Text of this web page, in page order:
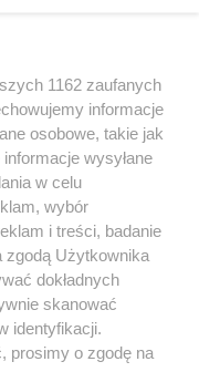
HOSTING
FACEBOOK KONTAKT
Muzyka i kultura
Archiwum wydarzeń
1162 zaufanych
informacje
osobowe, takie jak
wysyłane
w celu
wybór
i treści, badanie
zgodą Użytkownika
dokładnych
skanować
identyfikacji.
prosimy o zgodę na